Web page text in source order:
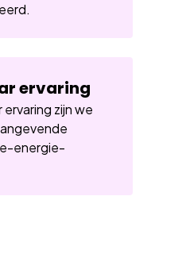
ervaring
ervaring zijn we
energie-